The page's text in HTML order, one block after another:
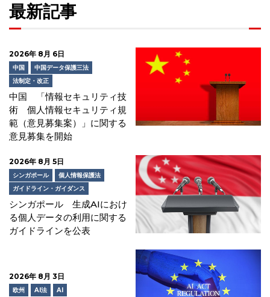
最新記事
2026年 8月 6日
中国
中国データ保護三法
法制定・改正
中国 「情報セキュリティ技
術 個人情報セキュリティ規
範（意見募集案）」に関する
意見募集を開始
2026年 8月 5日
シンガポール
個人情報保護法
ガイドライン・ガイダンス
シンガポール 生成AIにおけ
る個人データの利用に関する
ガイドラインを公表
2026年 8月 3日
欧州 AI法 AI